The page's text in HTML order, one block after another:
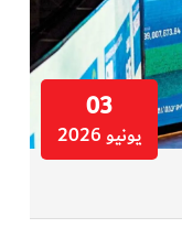
03
يونيو 2026